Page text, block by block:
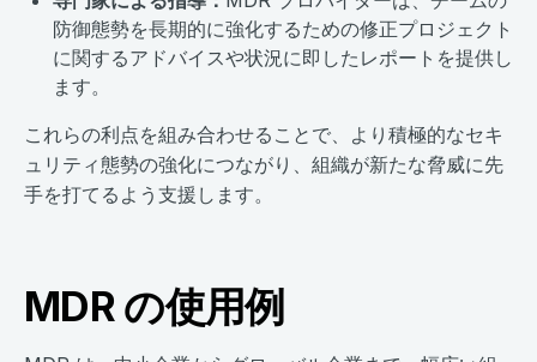
防御態勢を長期的に強化するための修正プロジェクト
に関するアドバイスや状況に即したレポートを提供し
ます。
これらの利点を組み合わせることで、より積極的なセキ
ュリティ態勢の強化につながり、組織が新たな脅威に先
手を打てるよう支援します。
MDR の使用例